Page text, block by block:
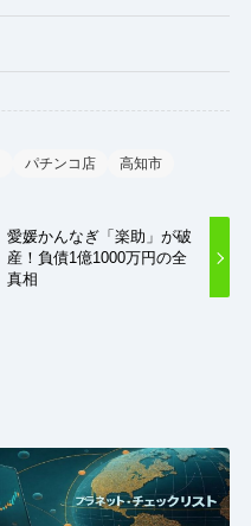
パチンコ店 高知市
愛媛かんなぎ「楽助」が破
産！負債1億1000万円の全
真相